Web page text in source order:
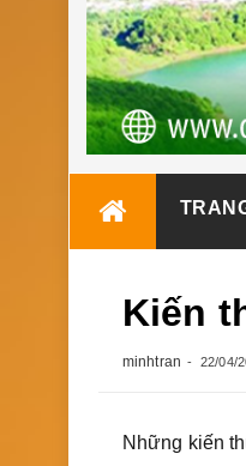
Kiến
minhtran 22/04/
Những kiến